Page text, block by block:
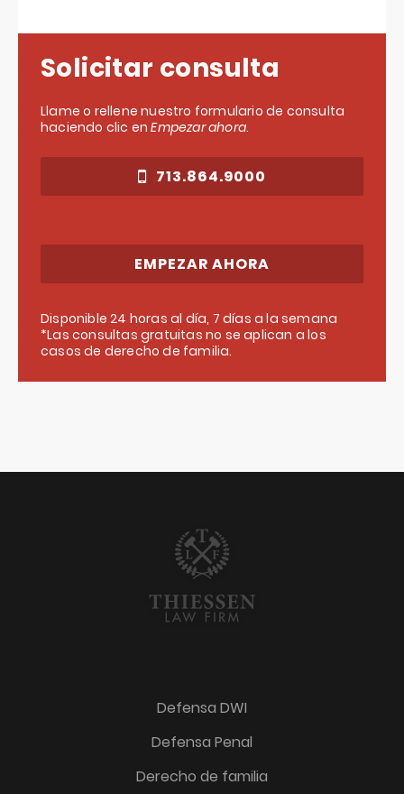
Solicitar consulta
Llame o rellene nuestro formulario de consulta
haciendo clic enEmpezar ahora.
713.864.9000
EMPEZAR AHORA
Disponible 24 horas al día, 7 días a la semana
*Las consultas gratuitas no se aplican a los
casos de derecho de familia.
Defensa DWI
Defensa Penal
Derecho de familia